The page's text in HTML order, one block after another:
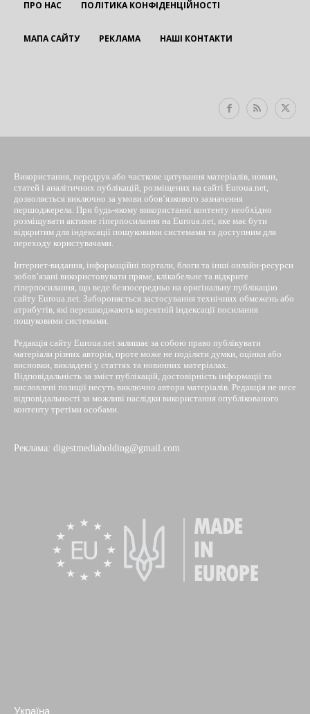
ПРО НАС ПОЛІТИКА КОНФІДЕНЦІЙНОСТІ
МАПА САЙТУ РЕКЛАМА НАШІ КОНТАКТИ
Використання, передрук або часткове цитування матеріалів, новин,
статей і аналітичних публікацій, розміщених на сайті Euroua.net,
дозволяється виключно за умови обов’язкового зазначення
першоджерела. При будь-якому використанні контенту необхідно
розміщувати активне гіперпосилання на Euroua.net, яке має бути
відкритим для індексації пошуковими системами та доступним для
переходу користувачами.
Інтернет-видання, інформаційні портали, блоги та інші онлайн-ресурси
зобов’язані використовувати пряме, клікабельне та відкрите
гіперпосилання, що веде безпосередньо на оригінальну публікацію
сайту Euroua.net. Забороняється застосування технічних обмежень або
атрибутів, які перешкоджають коректній індексації посилання
пошуковими системами.
Редакція сайту Euroua.net залишає за собою право публікувати
матеріали різних авторів, проте може не поділяти думки, оцінки або
висновки, викладені у статтях та новинних матеріалах.
Відповідальність за зміст публікацій, достовірність інформації та
висловлені позиції несуть виключно автори матеріалів. Редакція не несе
відповідальності за можливі наслідки використання опублікованого
контенту третіми особами.
Реклама: digestmediaholding@gmail.com
Україна